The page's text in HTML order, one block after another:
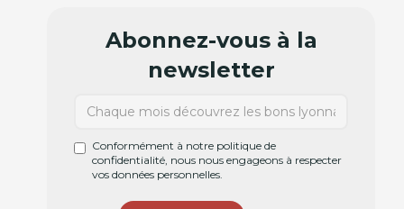
Abonnez-vous à la
newsletter
Conformément à notre politique de
confidentialité, nous nous engageons à respecter
vos données personnelles.